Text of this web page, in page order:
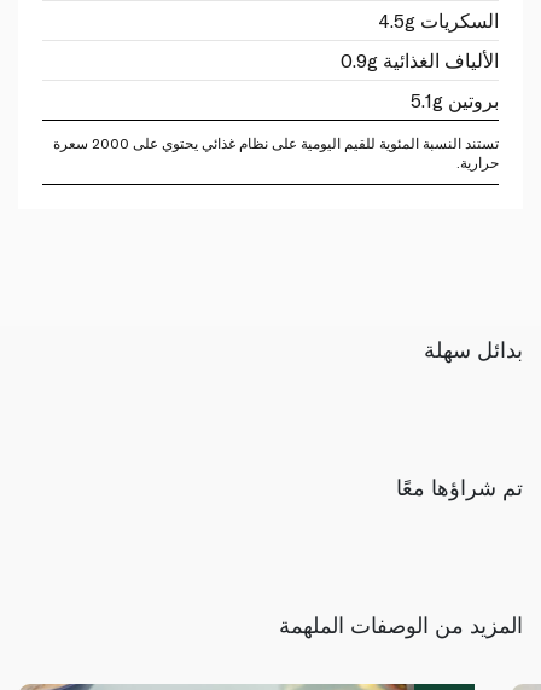
السكريات 4.5g
الألياف الغذائية 0.9g
بروتين 5.1g
تستند النسبة المئوية للقيم اليومية على نظام غذائي يحتوي على 2000 سعرة
حرارية.
بدائل سهلة
تم شراؤها معًا
المزيد من الوصفات الملهمة